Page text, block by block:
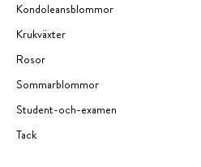
Kondoleansblommor
Krukväxter
Rosor
Sommarblommor
Student-och-examen
Tack